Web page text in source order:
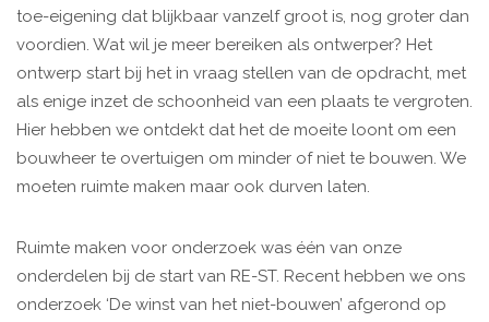
toe-eigening dat blijkbaar vanzelf groot is, nog groter dan
voordien. Wat wil je meer bereiken als ontwerper? Het
ontwerp start bij het in vraag stellen van de opdracht, met
als enige inzet de schoonheid van een plaats te vergroten.
Hier hebben we ontdekt dat het de moeite loont om een
bouwheer te overtuigen om minder of niet te bouwen. We
moeten ruimte maken maar ook durven laten.
Ruimte maken voor onderzoek was één van onze
onderdelen bij de start van RE-ST. Recent hebben we ons
onderzoek ‘De winst van het niet-bouwen’ afgerond op